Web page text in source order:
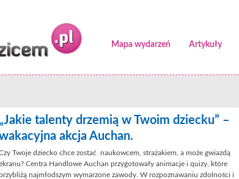
Mapa wydarzeń Artykuły
„Jakie talenty drzemią w Twoim dziecku” –
akcja Auchan.
Twoje dziecko chce zostać naukowcem, strażakiem, a może gwiazdą
Centra Handlowe Auchan przygotowały animacje i quizy, które
najmłodszym wymarzone zawody. W rozpoznawaniu zdolności i